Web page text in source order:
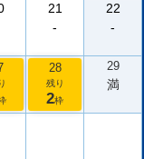
21
-
22
-
28
残り
2枠
29
満